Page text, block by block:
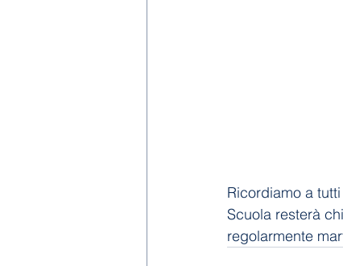
Ricordiamo a
Scuola resterà
regolarmente